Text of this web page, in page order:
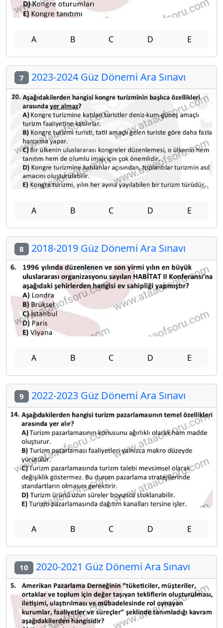
A B C D E
7 2023-2024 Güz Dönemi Ara Sınavı
A B C D E
8 2018-2019 Güz Dönemi Ara Sınavı
A B C D E
9 2022-2023 Güz Dönemi Ara Sınavı
A B C D E
10 2020-2021 Güz Dönemi Ara Sınavı